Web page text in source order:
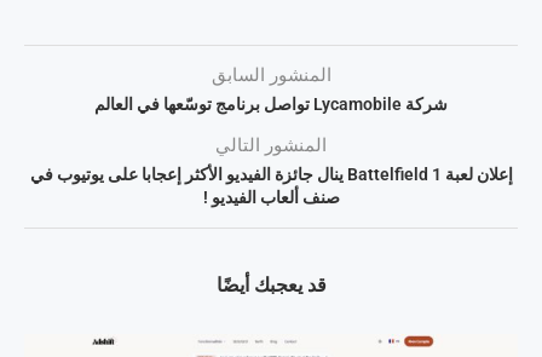
المنشور السابق
شركة Lycamobile تواصل برنامج توسّعها في العالم
المنشور التالي
إعلان لعبة Battelfield 1 ينال جائزة الفيديو الأكثر إعجابا على يوتيوب في
صنف ألعاب الفيديو !
قد يعجبك أيضًا